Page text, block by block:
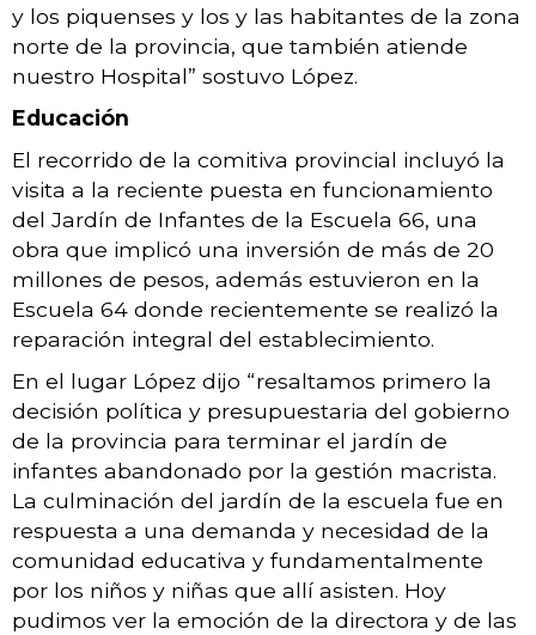
y los piquenses y los y las habitantes de la zona
norte de la provincia, que también atiende
nuestro Hospital” sostuvo López.
Educación
El recorrido de la comitiva provincial incluyó la
visita a la reciente puesta en funcionamiento
del Jardín de Infantes de la Escuela 66, una
obra que implicó una inversión de más de 20
millones de pesos, además estuvieron en la
Escuela 64 donde recientemente se realizó la
reparación integral del establecimiento.
En el lugar López dijo “resaltamos primero la
decisión política y presupuestaria del gobierno
de la provincia para terminar el jardín de
infantes abandonado por la gestión macrista.
La culminación del jardín de la escuela fue en
respuesta a una demanda y necesidad de la
comunidad educativa y fundamentalmente
por los niños y niñas que allí asisten. Hoy
pudimos ver la emoción de la directora y de las